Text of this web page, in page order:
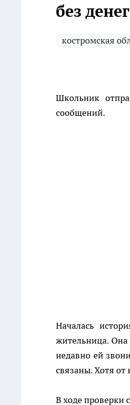
без
костромская
Школьник
сообщений.
Началась
жительница. Она
недавно ей
связаны. Хотя от
В ходе проверки